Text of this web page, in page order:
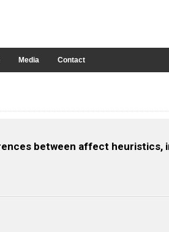
Media Contact
between affect